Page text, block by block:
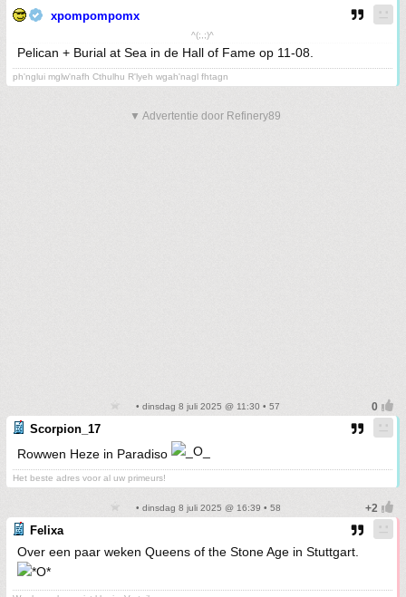
xpompompomx
^(;,;)^
Pelican + Burial at Sea in de Hall of Fame op 11-08.
ph'nglui mglw'nafh Cthulhu R'lyeh wgah'nagl fhtagn
▼ Advertentie door Refinery89
• dinsdag 8 juli 2025 @ 11:30 • 57
Scorpion_17
Rowwen Heze in Paradiso
Het beste adres voor al uw primeurs!
• dinsdag 8 juli 2025 @ 16:39 • 58
Felixa
Over een paar weken Queens of the Stone Age in Stuttgart.